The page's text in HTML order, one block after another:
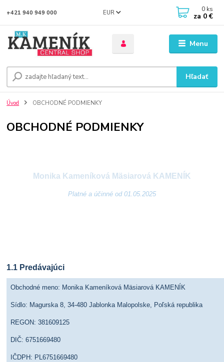
Menu
EUR
Hľadať
+421 940 949 000 0 ks
za 0 €
Úvod OBCHODNÉ PODMIENKY
OBCHODNÉ PODMIENKY
Monika Kameníková Mäsiarová KAMENÍK
Platné a účinné od 01.05.2025
1.1 Predávajúci
Obchodné meno: Monika Kameníková Mäsiarová KAMENÍK
Sídlo: Magurska 8, 34-480 Jablonka Malopolske, Poľská republika
REGON: 381609125
DIČ: 6751669480
IČDPH: PL6751669480